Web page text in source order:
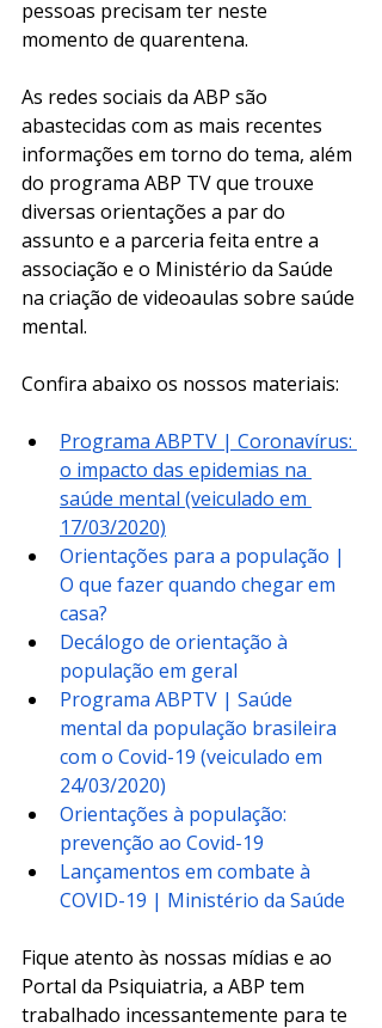
pessoas precisam ter neste
momento de quarentena.
As redes sociais da ABP são
abastecidas com as mais recentes
informações em torno do tema, além
do programa ABP TV que trouxe
diversas orientações a par do
assunto e a parceria feita entre a
associação e o Ministério da Saúde
na criação de videoaulas sobre saúde
mental.
Confira abaixo os nossos materiais:
Programa ABPTV | Coronavírus:
o impacto das epidemias na
saúde mental (veiculado em
17/03/2020)
Orientações para a população |
O que fazer quando chegar em
casa?
Decálogo de orientação à
população em geral
Programa ABPTV | Saúde
mental da população brasileira
com o Covid-19 (veiculado em
24/03/2020)
Orientações à população:
prevenção ao Covid-19
Lançamentos em combate à
COVID-19 | Ministério da Saúde
Fique atento às nossas mídias e ao
Portal da Psiquiatria, a ABP tem
trabalhado incessantemente para te